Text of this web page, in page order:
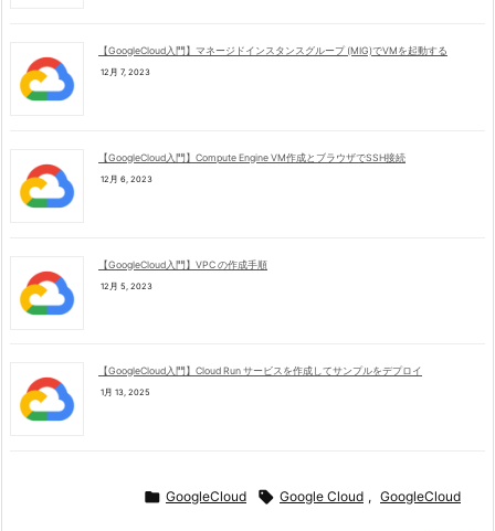
【GoogleCloud入門】マネージドインスタンスグループ (MIG)でVMを起動する
12月 7, 2023
【GoogleCloud入門】Compute Engine VM作成とブラウザでSSH接続
12月 6, 2023
【GoogleCloud入門】VPC の作成手順
12月 5, 2023
【GoogleCloud入門】Cloud Run サービスを作成してサンプルをデプロイ
1月 13, 2025
 GoogleCloud  Google Cloud , GoogleCloud